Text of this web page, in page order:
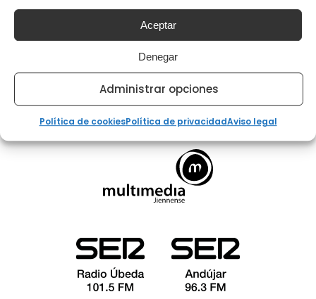
Aceptar
Denegar
Administrar opciones
Política de cookiesPolítica de privacidadAviso legal